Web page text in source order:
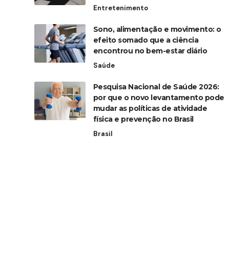
Entretenimento
Sono, alimentação e movimento: o
efeito somado que a ciência
encontrou no bem-estar diário
Saúde
Pesquisa Nacional de Saúde 2026:
por que o novo levantamento pode
mudar as políticas de atividade
física e prevenção no Brasil
Brasil